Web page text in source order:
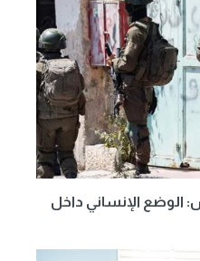
الوضع الإنساني داخل